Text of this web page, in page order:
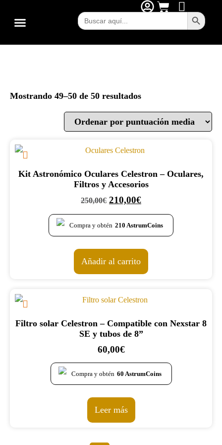
Buscar: Botón de
Mostrando 49–50 de 50 resultados
Kit Astronómico Oculares Celestron – Oculares,
Filtros y Accesorios
250,00€ 210,00€
Compra y obtén 210 AstrumCoins
Añadir al carrito
Filtro solar Celestron – Compatible con Nexstar 8
SE y tubos de 8”
60,00€
Compra y obtén 60 AstrumCoins
Leer más